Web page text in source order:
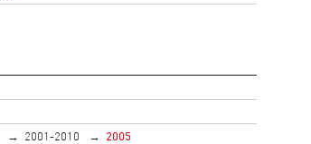
2001-2010
2005